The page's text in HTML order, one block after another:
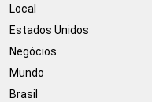
Local
Estados Unidos
Negócios
Mundo
Brasil